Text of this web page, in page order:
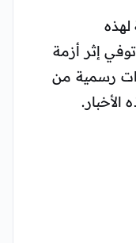
إثر أزمة
رسمية من